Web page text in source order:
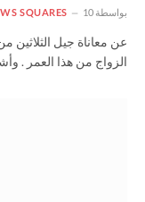
بواسطة SQUARES 10 فبراير، 2024
عن معاناة جيل الثلاثين
الزواج من هذا العمر .